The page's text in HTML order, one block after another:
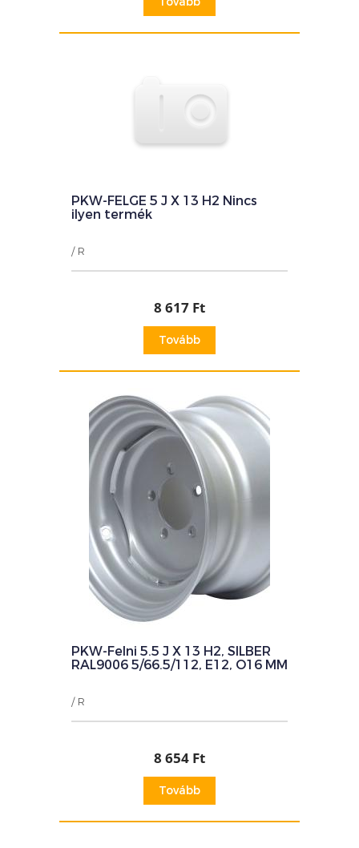
PKW-FELGE 5 J X 13 H2 Nincs
ilyen termék
/ R
8 617 Ft
Tovább
PKW-Felni 5.5 J X 13 H2, SILBER
RAL9006 5/66.5/112, E12, O16 MM
/ R
8 654 Ft
Tovább